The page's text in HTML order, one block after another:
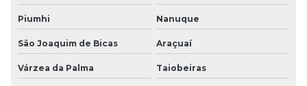
Piumhi Nanuque
São Joaquim de Bicas Araçuaí
Várzea da Palma Taiobeiras